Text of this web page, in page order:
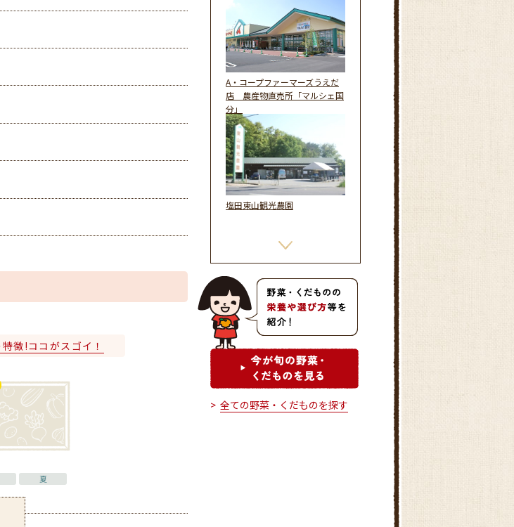
徴!ココがスゴイ！
夏
A・コープファーマーズうえだ
店 農産物直売所「マルシェ国
分」
塩田東山観光農園
A・コープコアしおだ店 農
産物直売所「愛菜館」
全ての野菜・くだものを探す